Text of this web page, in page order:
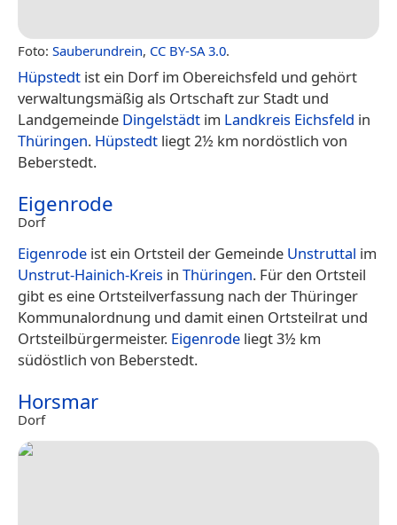
Foto: Sauberundrein, CC BY-SA 3.0.
Hüpstedt ist ein Dorf im Obereichsfeld und gehört
verwaltungsmäßig als Ortschaft zur Stadt und
Landgemeinde Dingelstädt im Landkreis Eichsfeld in
Thüringen. Hüpstedt liegt 2½ km nordöstlich von
Beberstedt.
Eigenrode
Dorf
Eigenrode ist ein Ortsteil der Gemeinde Unstruttal im
Unstrut-Hainich-Kreis in Thüringen. Für den Ortsteil
gibt es eine Ortsteilverfassung nach der Thüringer
Kommunalordnung und damit einen Ortsteilrat und
Ortsteilbürgermeister. Eigenrode liegt 3½ km
südöstlich von Beberstedt.
Horsmar
Dorf